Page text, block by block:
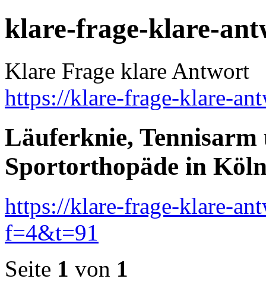
klare-frage-klare-
Klare Frage klare Antwort
https://klare-frage-klare-
Läuferknie, Tennisarm
Sportorthopäde in
https://klare-frage-klare-
f=4&t=91
Seite 1 von 1